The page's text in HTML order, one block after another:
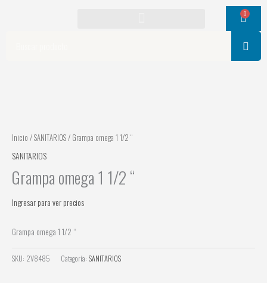
0
Cart
Inicio /SANITARIOS/ Grampa omega 1 1/2 “
SANITARIOS
Grampa omega 1 1/2 “
Ingresar para ver precios
Grampa omega 1 1/2 “
SKU: 2V8485 Categoría: SANITARIOS